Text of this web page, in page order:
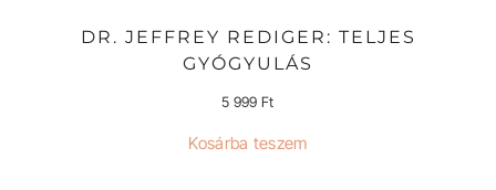
DR. JEFFREY REDIGER: TELJES
GYÓGYULÁS
5 999 Ft
Kosárba teszem